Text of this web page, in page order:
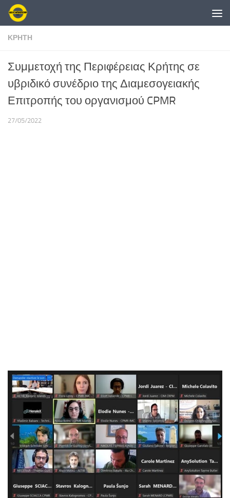
Skip to content
ΚΡΗΤΗ
Συμμετοχή της Περιφέρειας Κρήτης σε
υβριδικό συνέδριο της Διαμεσογειακής
Επιτροπής του οργανισμού CPMR
27/05/2022